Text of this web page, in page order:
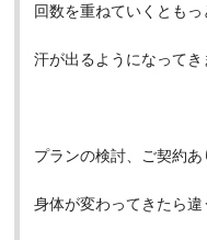
回数を重ねていくともっ
汗が出るようになって
プランの検討、ご契約あ
身体が変わってきたら違